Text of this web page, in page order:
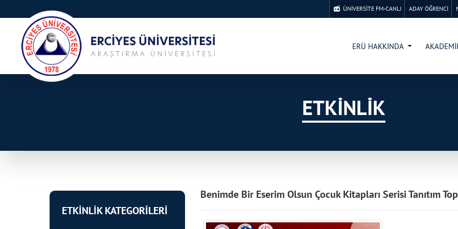
ÜNİVERSİTE FM-CANLI ADAY ÖĞRENCİ
ERÜ HAKKINDA
ETKİNLİK
ETKİNLİK KATEGORİLERİ
Benimde Bir Eserim Olsun Çocuk Kitapları Serisi Tanıtım